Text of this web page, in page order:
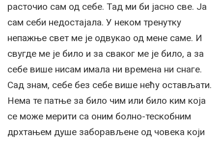
расточио сам од себе. Тад ми би јасно све. Ја
сам себи недостајала. У неком тренутку
непажње свет ме је одвукао од мене саме. И
свугде ме је било и за сваког ме је било, а за
себе више нисам имала ни времена ни снаге.
Сад знам, себе без себе више нећу остављати.
Нема те патње за било чим или било ким која
се може мерити са оним болно-тескобним
дрхтањем душе заборављене од човека који